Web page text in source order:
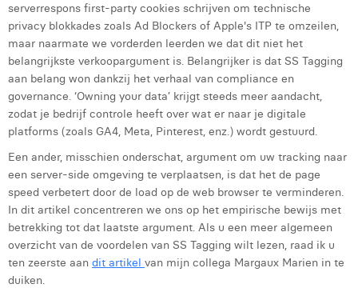
Jonas Geiregat
Justine Cremer
Laura Rooseleer
Laura Verhelst
Leonard Dierickx
Linda Kraim
Lisa Protin
Lore Fierens
serverrespons first-party cookies schrijven om technische
privacy blokkades zoals Ad Blockers of Apple's ITP te omzeilen,
maar naarmate we vorderden leerden we dat dit niet het
belangrijkste verkoopargument is. Belangrijker is dat SS Tagging
aan belang won dankzij het verhaal van compliance en
governance. ‘Owning your data’ krijgt steeds meer aandacht,
zodat je bedrijf controle heeft over wat er naar je digitale
platforms (zoals GA4, Meta, Pinterest, enz.) wordt gestuurd.
Een ander, misschien onderschat, argument om uw tracking naar
een server-side omgeving te verplaatsen, is dat het de page
speed verbetert door de load op de web browser te verminderen.
In dit artikel concentreren we ons op het empirische bewijs met
betrekking tot dat laatste argument. Als u een meer algemeen
overzicht van de voordelen van SS Tagging wilt lezen, raad ik u
ten zeerste aan dit artikel van mijn collega Margaux Marien in te
duiken.